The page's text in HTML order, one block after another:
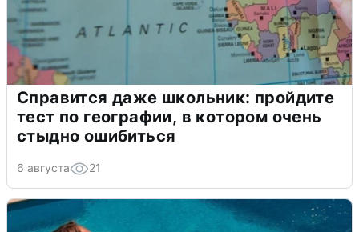
Справится даже школьник: пройдите
тест по географии, в котором очень
стыдно ошибиться
6 августа 21